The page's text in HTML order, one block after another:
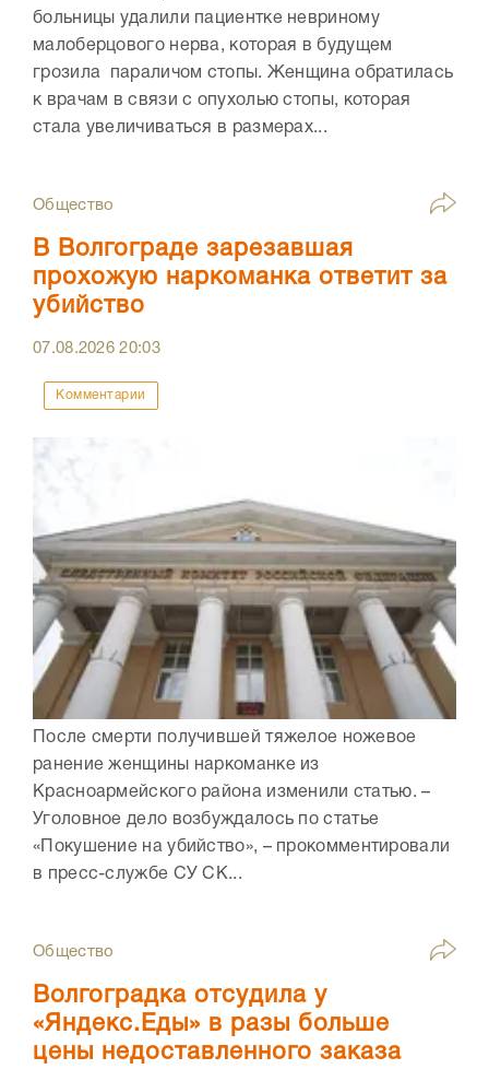
больницы удалили пациентке невриному
малоберцового нерва, которая в будущем
грозила параличом стопы. Женщина обратилась
к врачам в связи с опухолью стопы, которая
стала увеличиваться в размерах...
Общество
В Волгограде зарезавшая
прохожую наркоманка ответит за
убийство
07.08.202620:03
Комментарии
После смерти получившей тяжелое ножевое
ранение женщины наркоманке из
Красноармейского района изменили статью. –
Уголовное дело возбуждалось по статье
«Покушение на убийство», – прокомментировали
в пресс-службе СУ СК...
Общество
Волгоградка отсудила у
«Яндекс.Еды» в разы больше
цены недоставленного заказа